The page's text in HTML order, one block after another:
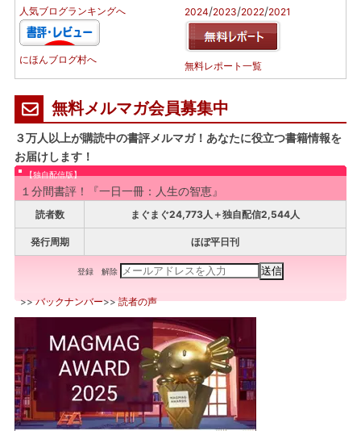
人気ブログランキングへ
にほんブログ村へ
2024/2023/2022/2021
無料レポート一覧
無料メルマガ会員募集中
３万人以上が購読中の書評メルマガ！あなたに役立つ書籍情報を
お届けします！
【独自配信版】
１分間書評！『一日一冊：人生の智恵』
読者数 まぐまぐ24,773人＋独自配信2,544人
発行周期 ほぼ平日刊
登録 解除
>>バックナンバー>>読者の声